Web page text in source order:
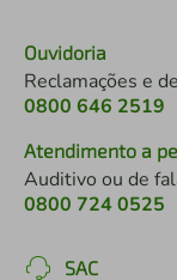
Ouvidoria
Reclamações e
0800 646 2519
Atendimento a
Auditivo ou de
0800 724 0525
SAC